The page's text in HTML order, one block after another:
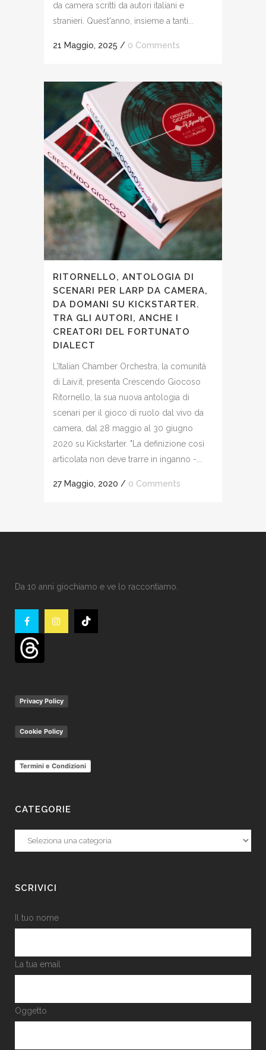
da camera scritti da autori italiani e
stranieri. Quest'anno, insieme a tanti...
21 Maggio, 2025 / 0 Comments
RITORNELLO, ANTOLOGIA DI
SCENARI PER LARP DA CAMERA,
DA DOMANI SU KICKSTARTER.
TRA GLI AUTORI, ANCHE I
CREATORI DEL FORTUNATO
DIALECT
L’Italian Chamber Orchestra, la comunità
di Laiv.it, presenta Crescendo Giocoso
Ritornello, la sua nuova antologia di
scenari per il gioco di ruolo dal vivo da
camera, dal 28 maggio al 30 giugno
2020 su Kickstarter. "La definizione così
articolata non deve trarre in inganno -...
27 Maggio, 2020 / 0 Comments
Da 10 anni giochiamo e ve lo raccontiamo.
Privacy Policy
Cookie Policy
Termini e Condizioni
CATEGORIE
Categorie
SCRIVICI
Il tuo nome
La tua email
Oggetto